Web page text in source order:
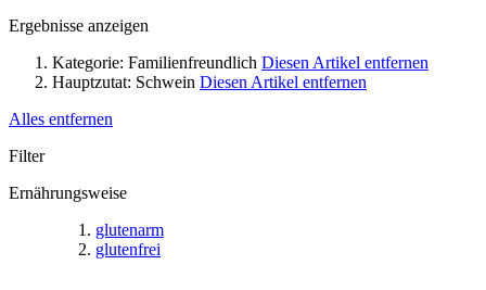
Ergebnisse anzeigen
Kategorie: Familienfreundlich Diesen Artikel entfernen
Hauptzutat: Schwein Diesen Artikel entfernen
Alles entfernen
Filter
Ernährungsweise
glutenarm
glutenfrei